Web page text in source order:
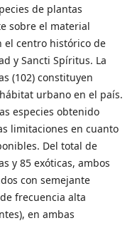
de plantas
sobre el material
el centro histórico de
y Sancti Spíritus. La
(102) constituyen
urbano en el país.
especies obtenido
limitaciones en cuanto
Del total de
y 85 exóticas, ambos
con semejante
frecuencia alta
en ambas